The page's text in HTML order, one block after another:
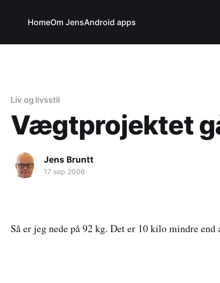
HomeOm JensAndroid apps
Liv og livsstil
Vægtprojektet
Jens Bruntt
17 sep 2006
Så er jeg nede på 92 kg. Det er 10 kilo mindre